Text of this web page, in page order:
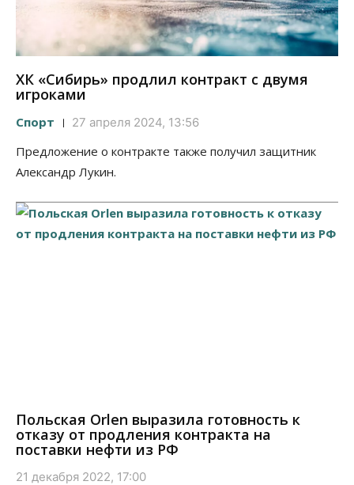
ХК «Сибирь» продлил контракт с двумя
игроками
Спорт 27 апреля 2024, 13:56
Предложение о контракте также получил защитник
Александр Лукин.
Польская Orlen выразила готовность к
отказу от продления контракта на
поставки нефти из РФ
21 декабря 2022, 17:00